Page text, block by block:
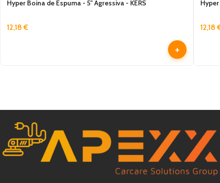
Hyper Boina de Espuma - 5" Agressiva - KERS
12,18€
+
12,18